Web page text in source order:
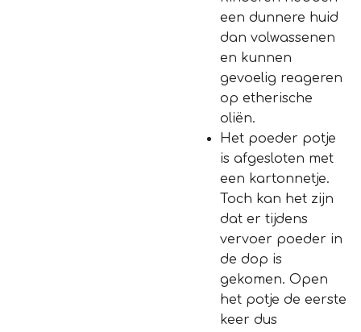
een dunnere huid
dan volwassenen
en kunnen
gevoelig reageren
op etherische
oliën.
Het poeder potje
is afgesloten met
een kartonnetje.
Toch kan het zijn
dat er tijdens
vervoer poeder in
de dop is
gekomen. Open
het potje de eerste
keer dus